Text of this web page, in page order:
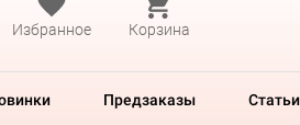
Избранное Корзина
Предзаказы Статьи